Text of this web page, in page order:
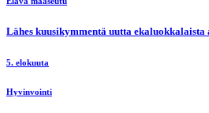
Lähes kuusikymmentä uutta ekaluokkalaista
5. elokuuta
Hyvinvointi